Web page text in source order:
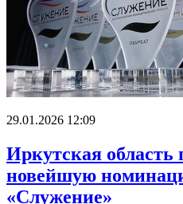
29.01.2026 12:09
Иркутская область
новейшую
«Служение»